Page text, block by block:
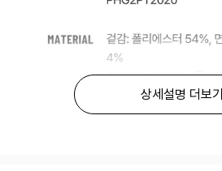
상세설명 더보기